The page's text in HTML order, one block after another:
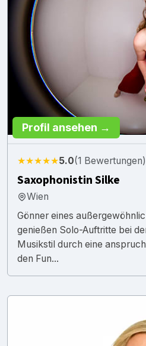
Profil ansehen →
★★★★★5.0(1 Bewertungen)
Saxophonistin Silke
Wien
Gönner eines
genießen Solo-Auftritte bei
Musikstil durch eine
den Fun...